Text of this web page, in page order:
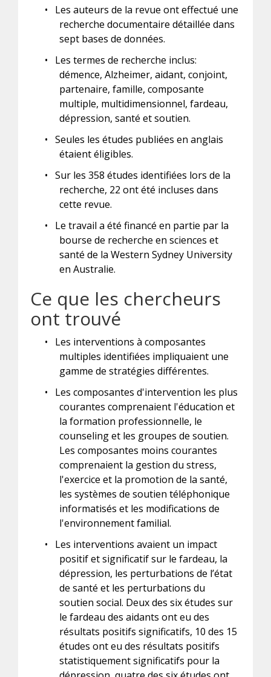
•
Les auteurs de la revue ont effectué une
recherche documentaire détaillée dans
sept bases de données.
•
Les termes de recherche inclus:
démence, Alzheimer, aidant, conjoint,
partenaire, famille, composante
multiple, multidimensionnel, fardeau,
dépression, santé et soutien.
• Seules les études publiées en anglais
étaient éligibles.
• Sur les 358 études identifiées lors de la
recherche, 22 ont été incluses dans
cette revue.
•
Le travail a été financé en partie par la
bourse de recherche en sciences et
santé de la Western Sydney University
en Australie.
Ce que les chercheurs
ont trouvé
•
Les interventions à composantes
multiples identifiées impliquaient une
gamme de stratégies différentes.
•
Les composantes d'intervention les plus
courantes comprenaient l'éducation et
la formation professionnelle, le
counseling et les groupes de soutien.
Les composantes moins courantes
comprenaient la gestion du stress,
l'exercice et la promotion de la santé,
les systèmes de soutien téléphonique
informatisés et les modifications de
l'environnement familial.
•
Les interventions avaient un impact
positif et significatif sur le fardeau, la
dépression, les perturbations de l’état
de santé et les perturbations du
soutien social. Deux des six études sur
le fardeau des aidants ont eu des
résultats positifs significatifs, 10 des 15
études ont eu des résultats positifs
statistiquement significatifs pour la